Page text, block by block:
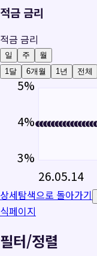
적금 금리
적금 금리
일 주
월
1달
6개월 1년 전체
5%
4%
3%
26.05.14
상세탐색으로 돌아가기
식페이지
필터/정렬